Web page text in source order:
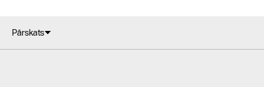
Pārskats